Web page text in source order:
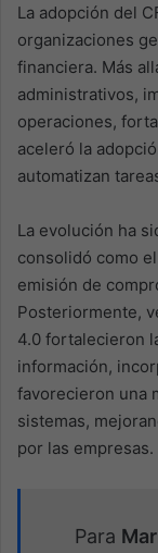
La adopción del
organizaciones
financiera. Más
administrativos,
operaciones,
aceleró la
automatizan
La evolución ha
consolidó como
emisión de
Posteriormente,
4.0 fortalecieron
información,
favorecieron una
sistemas,
por las empresas.
Para